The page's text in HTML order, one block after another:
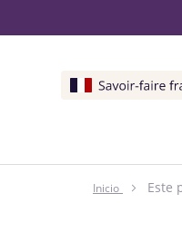
Inicio Este